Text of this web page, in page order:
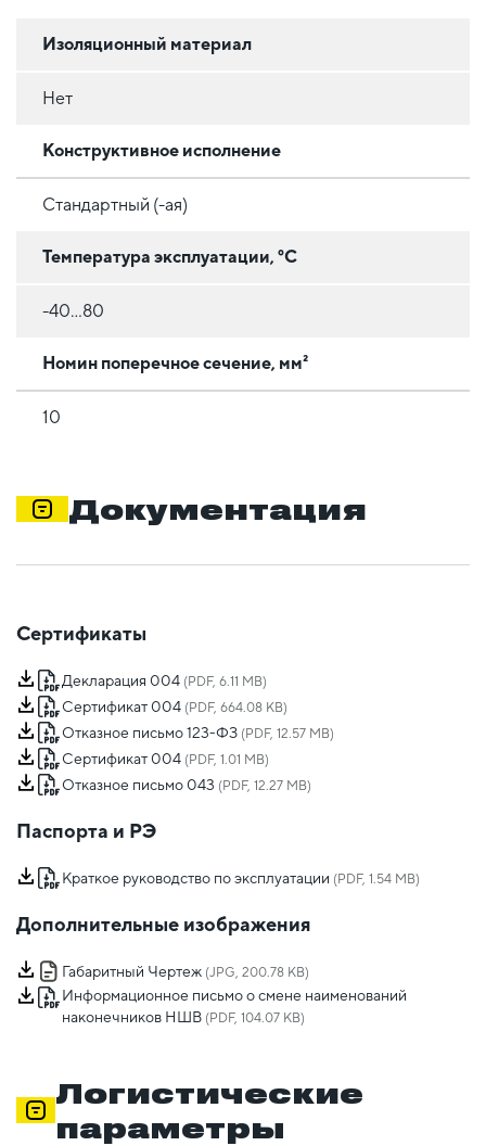
Изоляционный материал
Нет
Конструктивное исполнение
Стандартный (-ая)
Температура эксплуатации, °C
-40...80
Номин поперечное сечение, мм²
10
Документация
Сертификаты
Декларация 004 (PDF, 6.11 MB)
Сертификат 004 (PDF, 664.08 KB)
Отказное письмо 123-ФЗ (PDF, 12.57 MB)
Сертификат 004 (PDF, 1.01 MB)
Отказное письмо 043 (PDF, 12.27 MB)
Паспорта и РЭ
Краткое руководство по эксплуатации (PDF, 1.54 MB)
Дополнительные изображения
Габаритный Чертеж (JPG, 200.78 KB)
Информационное письмо о смене наименований
наконечников НШВ (PDF, 104.07 KB)
Логистические
параметры